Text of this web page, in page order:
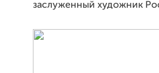
заслуженный художник